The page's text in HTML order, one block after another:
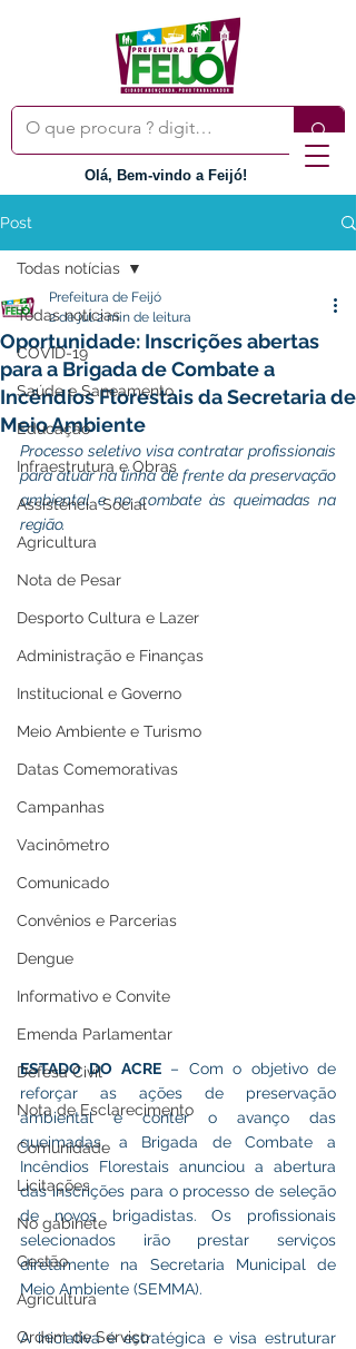
Olá, Bem-vindo a Feijó!
Post
Todas notícias
COVID-19
Saúde e Saneamento
Educação
Infraestrutura e Obras
Assistência Social
Agricultura
Nota de Pesar
Desporto Cultura e Lazer
Administração e Finanças
Institucional e Governo
Meio Ambiente e Turismo
Datas Comemorativas
Campanhas
Vacinômetro
Comunicado
Convênios e Parcerias
Dengue
Informativo e Convite
Emenda Parlamentar
Defesa Civil
Nota de Esclarecimento
Comunidade
Licitações
No gabinete
Gestão
Agricultura
Ordem de Serviço
Todas notícias
Oportunidade: Inscrições abertas
para a Brigada de Combate a
Incêndios Florestais da Secretaria de
Meio Ambiente
Prefeitura de Feijó
2 de jul.2 min de leitura
Processo seletivo visa contratar profissionais
para atuar na linha de frente da preservação
ambiental e no combate às queimadas na
região.
ESTADO DO ACRE – Com o objetivo de
reforçar as ações de preservação
ambiental e conter o avanço das
queimadas, a Brigada de Combate a
Incêndios Florestais anunciou a abertura
das inscrições para o processo de seleção
de novos brigadistas. Os profissionais
selecionados irão prestar serviços
diretamente na Secretaria Municipal de
Meio Ambiente (SEMMA).
A iniciativa é estratégica e visa estruturar